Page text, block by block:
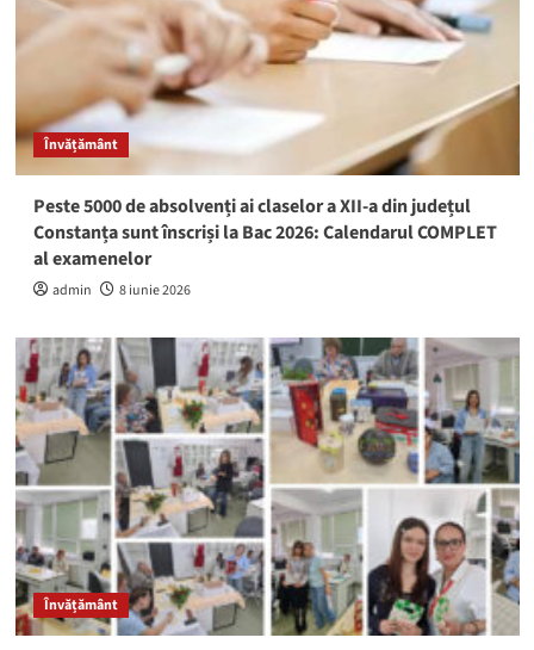
Învățământ
Peste 5000 de absolvenți ai claselor a XII-a din județul
Constanța sunt înscriși la Bac 2026: Calendarul COMPLET
al examenelor
admin 8 iunie 2026
Învățământ